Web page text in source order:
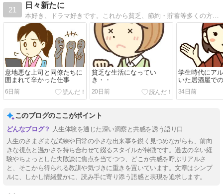
21
日々新たに
本好き、ドラマ好きです。これから貧乏、節約・貯蓄等多くの方の苦労話を投稿していきたいと思います。
意地悪な上司と同僚たちに
囲まれて辛かった仕事
6日前
貧乏な生活になってい
き・・
20日前
学生時代にア
いた居酒屋で
34日前
このブログのここがポイント
人生体験を通じた深い洞察と共感を誘う語り口
人生のさまざまな試練や日常の小さな出来事を鋭く見つめながらも、前向
きな視点と温かさを持ち合わせて綴るスタイルが特徴です。過去の辛い経
験やちょっとした失敗談に焦点を当てつつ、どこか共感を呼ぶリアルさ
と、そこから得られる教訓や気づきに重きを置いています。文章はシンプ
ルに、しかし情緒豊かに、読み手に寄り添う語感と表現を追求します。